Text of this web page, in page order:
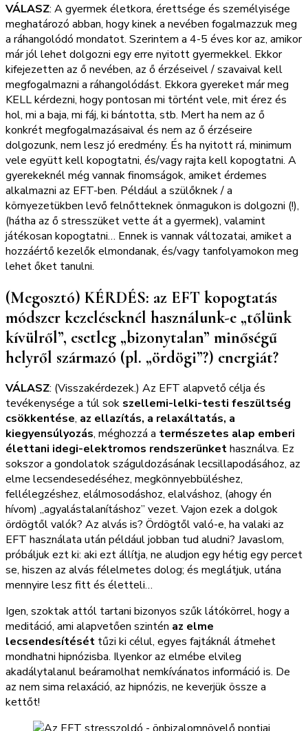
VÁLASZ: A gyermek életkora, érettsége és személyisége
meghatározó abban, hogy kinek a nevében fogalmazzuk meg
a ráhangolódó mondatot. Szerintem a 4-5 éves kor az, amikor
már jól lehet dolgozni egy erre nyitott gyermekkel. Ekkor
kifejezetten az ő nevében, az ő érzéseivel / szavaival kell
megfogalmazni a ráhangolódást. Ekkora gyereket már meg
KELL kérdezni, hogy pontosan mi történt vele, mit érez és
hol, mi a baja, mi fáj, ki bántotta, stb. Mert ha nem az ő
konkrét megfogalmazásaival és nem az ő érzéseire
dolgozunk, nem lesz jó eredmény. És ha nyitott rá, minimum
vele együtt kell kopogtatni, és/vagy rajta kell kopogtatni. A
gyerekeknél még vannak finomságok, amiket érdemes
alkalmazni az EFT-ben. Például a szülőknek / a
környezetükben levő felnőtteknek önmagukon is dolgozni (!),
(hátha az ő stresszüket vette át a gyermek), valamint
játékosan kopogtatni… Ennek is vannak változatai, amiket a
hozzáértő kezelők elmondanak, és/vagy tanfolyamokon meg
lehet őket tanulni.
(Megosztó) KÉRDÉS: az EFT kopogtatás
módszer kezeléseknél használunk-e „tőlünk
kívülről”, esetleg „bizonytalan” minőségű
helyről származó (pl. „ördögi”?) energiát?
VÁLASZ: (Visszakérdezek.) Az EFT alapvető célja és
tevékenysége a túl sok szellemi-lelki-testi feszültség
csökkentése, az ellazítás, a relaxáltatás, a
kiegyensúlyozás, méghozzá a természetes alap emberi
élettani idegi-elektromos rendszerünkethasználva. Ez
sokszor a gondolatok száguldozásának lecsillapodásához, az
elme lecsendesedéséhez, megkönnyebbüléshez,
fellélegzéshez, elálmosodáshoz, elalváshoz, (ahogy én
hívom) „agyalástalanításhoz” vezet. Vajon ezek a dolgok
ördögtől valók? Az alvás is? Ördögtől való-e, ha valaki az
EFT használata után például jobban tud aludni? Javaslom,
próbáljuk ezt ki: aki ezt állítja, ne aludjon egy hétig egy percet
se, hiszen az alvás félelmetes dolog; és meglátjuk, utána
mennyire lesz fitt és életteli…
Igen, szoktak attól tartani bizonyos szűk látókörrel, hogy a
meditáció, ami alapvetően szintén az elme
lecsendesítését tűzi ki célul, egyes fajtáknál átmehet
mondhatni hipnózisba. Ilyenkor az elmébe elvileg
akadálytalanul beáramolhat nemkívánatos információ is. De
az nem sima relaxáció, az hipnózis, ne keverjük össze a
kettőt!